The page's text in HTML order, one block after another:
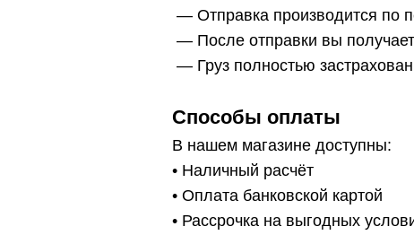
— Отправка производится по
— После отправки вы
— Груз полностью
Способы оплаты
В нашем магазине доступны:
• Наличный расчёт
• Оплата банковской картой
• Рассрочка на выгодных